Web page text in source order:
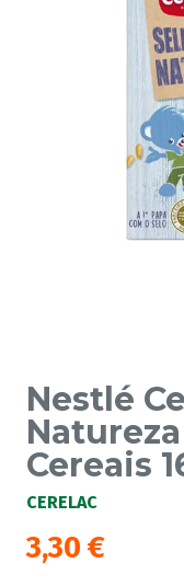
Nestlé
Cereais
CERELAC
3,30 €